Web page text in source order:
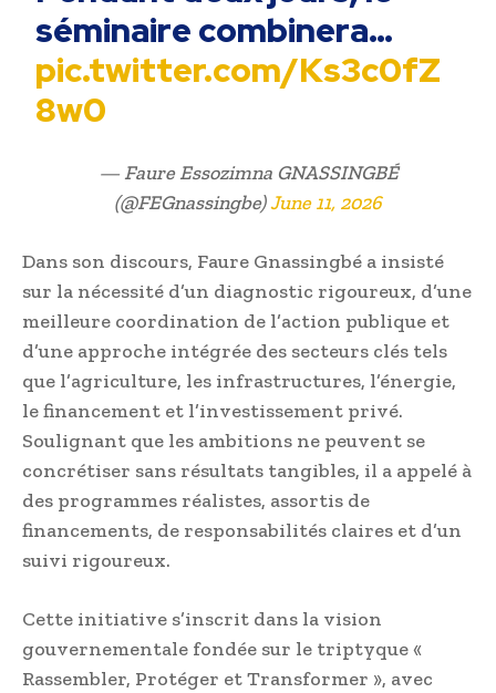
séminaire combinera…
pic.twitter.com/Ks3c0fZ
8w0
— Faure Essozimna GNASSINGBÉ
(@FEGnassingbe)June 11, 2026
Dans son discours, Faure Gnassingbé a insisté
sur la nécessité d’un diagnostic rigoureux, d’une
meilleure coordination de l’action publique et
d’une approche intégrée des secteurs clés tels
que l’agriculture, les infrastructures, l’énergie,
le financement et l’investissement privé.
Soulignant que les ambitions ne peuvent se
concrétiser sans résultats tangibles, il a appelé à
des programmes réalistes, assortis de
financements, de responsabilités claires et d’un
suivi rigoureux.
Cette initiative s’inscrit dans la vision
gouvernementale fondée sur le triptyque «
Rassembler, Protéger et Transformer », avec